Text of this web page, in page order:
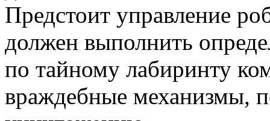
Предстоит управление
должен выполнить
по тайному лабиринту
враждебные механизмы,